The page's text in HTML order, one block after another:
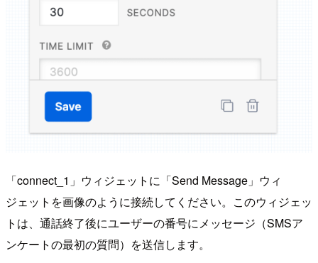
「connect_1」ウィジェットに「Send Message」ウィ
ジェットを画像のように接続してください。このウィジェッ
トは、通話終了後にユーザーの番号にメッセージ（SMSア
ンケートの最初の質問）を送信します。